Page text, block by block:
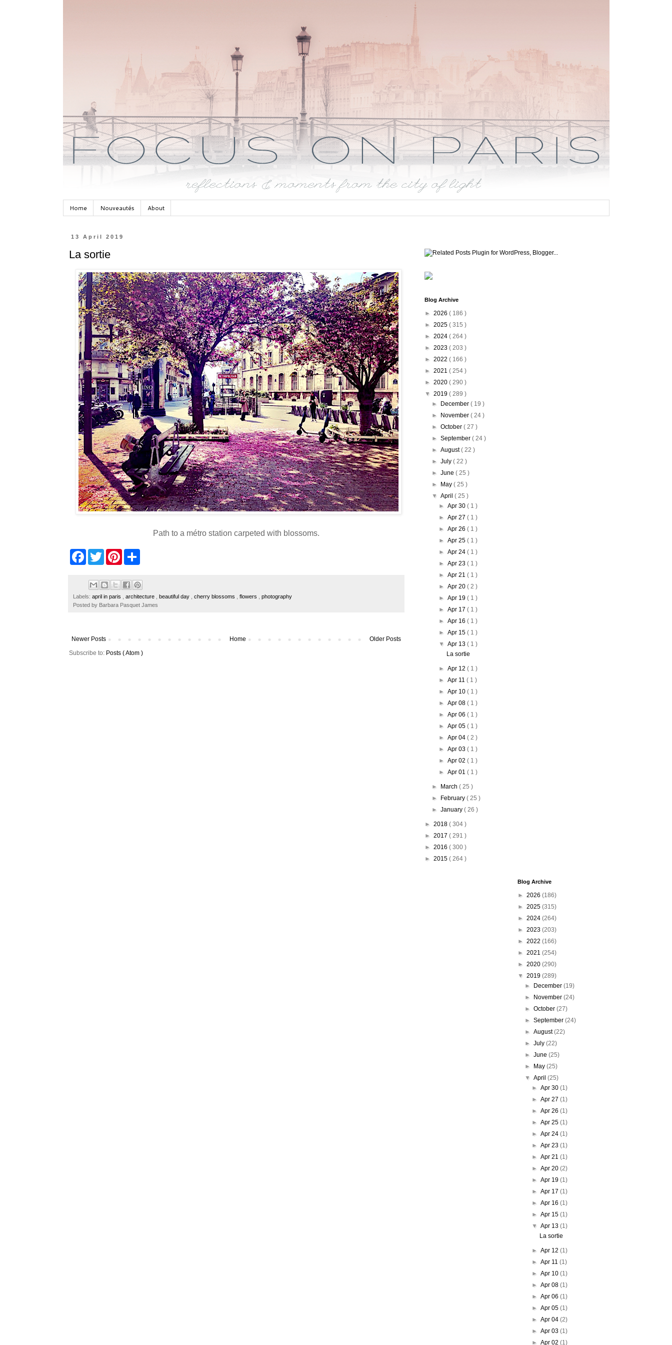
Home Nouveautés About
13 April 2019
La sortie
Path to a métro station carpeted with blossoms.
o
k
w
t
e
e
s
e
Labels: april in paris , architecture , beautiful day , cherry blossoms , flowers , photography
Posted by Barbara Pasquet James
Newer Posts Older Posts
Home
Subscribe to: Posts ( Atom )
Blog Archive
► 2026 ( 186 )
► 2025 ( 315 )
► 2024 ( 264 )
► 2023 ( 203 )
► 2022 ( 166 )
► 2021 ( 254 )
► 2020 ( 290 )
▼ 2019 ( 289 )
►
December ( 19 )
►
November ( 24 )
► October ( 27 )
► September ( 24 )
► August( 22 )
► July ( 22 )
► June ( 25 )
►
May ( 25 )
▼ April ( 25 )
►Apr 30( 1 )
►Apr 27( 1 )
►Apr 26( 1 )
►Apr 25( 1 )
►Apr 24( 1 )
►Apr 23( 1 )
►Apr 21( 1 )
►Apr 20( 2 )
►Apr 19( 1 )
►Apr 17( 1 )
►Apr 16( 1 )
►Apr 15( 1 )
▼Apr 13( 1 )
La sortie
►Apr 12( 1 )
►Apr 11( 1 )
►Apr 10( 1 )
►Apr 08( 1 )
►Apr 06( 1 )
►Apr 05( 1 )
►Apr 04( 2 )
►Apr 03( 1 )
►Apr 02( 1 )
►Apr 01( 1 )
► March ( 25 )
►
February ( 25 )
► January ( 26 )
► 2018 ( 304 )
► 2017 ( 291 )
► 2016 ( 300 )
► 2015 ( 264 )
Blog Archive
► 2026 (186)
► 2025 (315)
► 2024 (264)
► 2023 (203)
► 2022 (166)
► 2021 (254)
► 2020 (290)
▼ 2019 (289)
►
December (19)
►
November (24)
► October (27)
► September (24)
► August(22)
► July (22)
► June (25)
►
May (25)
▼ April (25)
►Apr 30(1)
►Apr 27(1)
►Apr 26(1)
►Apr 25(1)
►Apr 24(1)
►Apr 23(1)
►Apr 21(1)
►Apr 20(2)
►Apr 19(1)
►Apr 17(1)
►Apr 16(1)
►Apr 15(1)
▼Apr 13(1)
La sortie
►Apr 12(1)
►Apr 11(1)
►Apr 10(1)
►Apr 08(1)
►Apr 06(1)
►Apr 05(1)
►Apr 04(2)
►Apr 03(1)
►Apr 02(1)